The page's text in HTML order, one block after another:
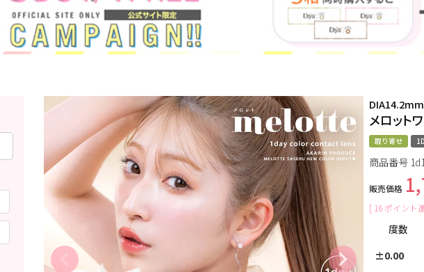
メロット
取り寄せ
商品番号
販売価格
[ 16 ポイント
度数
±0.00